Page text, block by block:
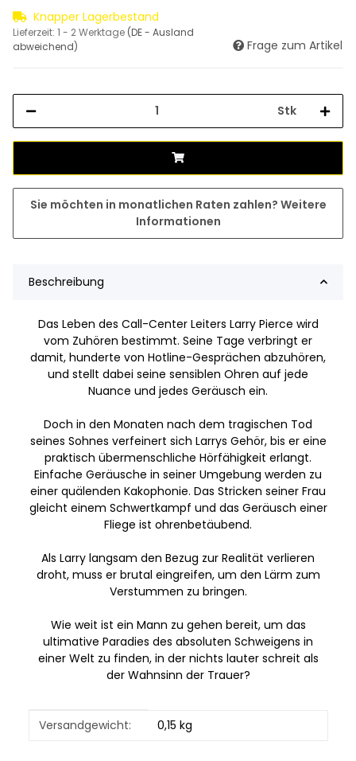
Knapper Lagerbestand
Lieferzeit: 1 - 2 Werktage (DE - Ausland
abweichend)
Frage zum Artikel
Stk
Sie möchten in monatlichen Raten zahlen? Weitere
Informationen
Beschreibung
Das Leben des Call-Center Leiters Larry Pierce wird
vom Zuhören bestimmt. Seine Tage verbringt er
damit, hunderte von Hotline-Gesprächen abzuhören,
und stellt dabei seine sensiblen Ohren auf jede
Nuance und jedes Geräusch ein.
Doch in den Monaten nach dem tragischen Tod
seines Sohnes verfeinert sich Larrys Gehör, bis er eine
praktisch übermenschliche Hörfähigkeit erlangt.
Einfache Geräusche in seiner Umgebung werden zu
einer quälenden Kakophonie. Das Stricken seiner Frau
gleicht einem Schwertkampf und das Geräusch einer
Fliege ist ohrenbetäubend.
Als Larry langsam den Bezug zur Realität verlieren
droht, muss er brutal eingreifen, um den Lärm zum
Verstummen zu bringen.
Wie weit ist ein Mann zu gehen bereit, um das
ultimative Paradies des absoluten Schweigens in
einer Welt zu finden, in der nichts lauter schreit als
der Wahnsinn der Trauer?
Produkteigenschaft
Wert
Versandgewicht: 0,15 kg